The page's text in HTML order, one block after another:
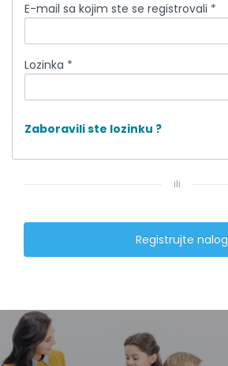
E-mail sa kojim ste se registrovali *
Lozinka *
Zaboravili ste lozinku ?
ili
Registrujte nalog